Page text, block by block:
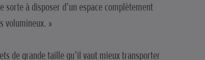
à disposer d’un espace complètement
volumineux. »
de grande taille qu’il vaut mieux transporter